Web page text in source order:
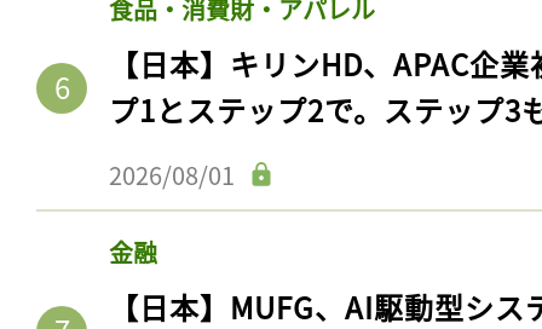
食品・消費財・アパレル
【日本】キリンHD、APAC企
プ1とステップ2で。ステップ3
2026/08/01
金融
【日本】MUFG、AI駆動型シ